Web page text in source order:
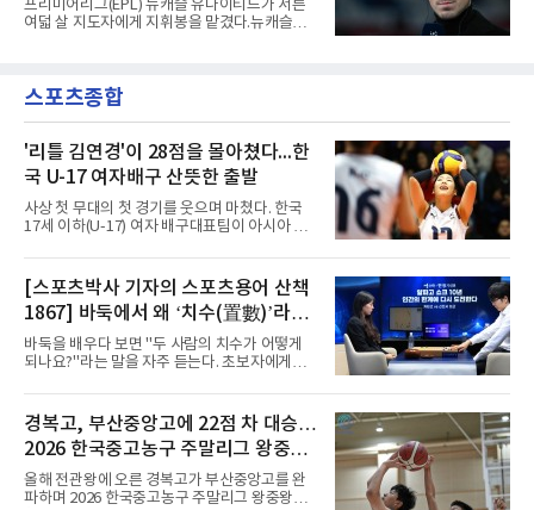
록은 유지된다.경기는 팽팽했다. 전반 38분 다비
드 마르티네스의 땅볼 크로스를 드니 부앙가가
으로 골대 오른쪽 하단을 찔러 균형을 맞췄다.승
부는 승부차기로 갈렸다. LAFC는
프리미어리그(EPL) 뉴캐슬 유나이티드가 서른
여덟 살 지도자에게 지휘봉을 맡겼다.뉴캐슬은
럽 축구계에서 가장 촉망받는 젊은 감독을 데려
왔다고 밝혔다.이력은 이른 나이에 쌓였다. 서른
사령탑에 올라 첫 시즌 리그와 컵대회를 동시에
제패했고, 구단 역사상 처음으로 팀을 유럽축구
연맹(UEFA) 챔피언스리그 토너먼트에 올린 뒤
리그 2연패도 달성했다.아시아에서도 성과를 냈
다. 2023년 사우디아라비아 알아흘리로 옮겨
2024-2025시즌과 2025-2026시즌
스포츠종합
'리틀 김연경'이 28점을 몰아쳤다...한
국 U-17 여자배구 산뜻한 출발
사상 첫 무대의 첫 경기를 웃으며 마쳤다. 한국
17세 이하(U-17) 여자 배구대표팀이 아시아 챔
전을 승리로 장식했다.이승여 감독이 이끄는 한
국은 7일(한국시간) 칠레 로스 안데스의 리세오
믹스토 체육관에서 열린 2026 국제배구연맹
(FIVB) U-17 여자 세계선수권대회 조별리그 D조
1차전에서 푸에르토리코를 3-1(25-10 25-23
19-25 26-24)로 이겼다.승리의 중심에는 '리틀
김연경'으로 불리는 아웃사이드 히터 손서연(선
다. 장수인이 11점, 최민주가 8점, 어민서가 7점
으로 힘을 보탰다.승점 3을 챙긴 한
[스포츠박사 기자의 스포츠용어 산책
1867] 바둑에서 왜 ‘치수(置數)’라고
말할까
바둑을 배우다 보면 "두 사람의 치수가 어떻게
되나요?"라는 말을 자주 듣는다. 초보자에게는
'둘 치(置)'와 '셀 수(數)'를 쓴다. '돌을 놓는 수'라
는 의미이다. 두 사람이 대등하게 승부할 수 있도
록 약한 쪽에게 미리 흑돌을 놓아주는 개수를 가
리킨다. 오늘날의 접바둑에서 말하는 '두 점', '세
점'이 바로 치수다. (본 코너 1844회 ‘왜 '접바
둑'이라 말할까’ 참조)일본어에서도 같은 한자를
사용한다. 일본에서는 ‘置き石(오키이시, 놓는
경복고, 부산중앙고에 22점 차 대승…
2026 한국중고농구 주말리그 왕중왕
전 첫 승 신고
올해 전관왕에 오른 경복고가 부산중앙고를 완
파하며 2026 한국중고농구 주말리그 왕중왕전